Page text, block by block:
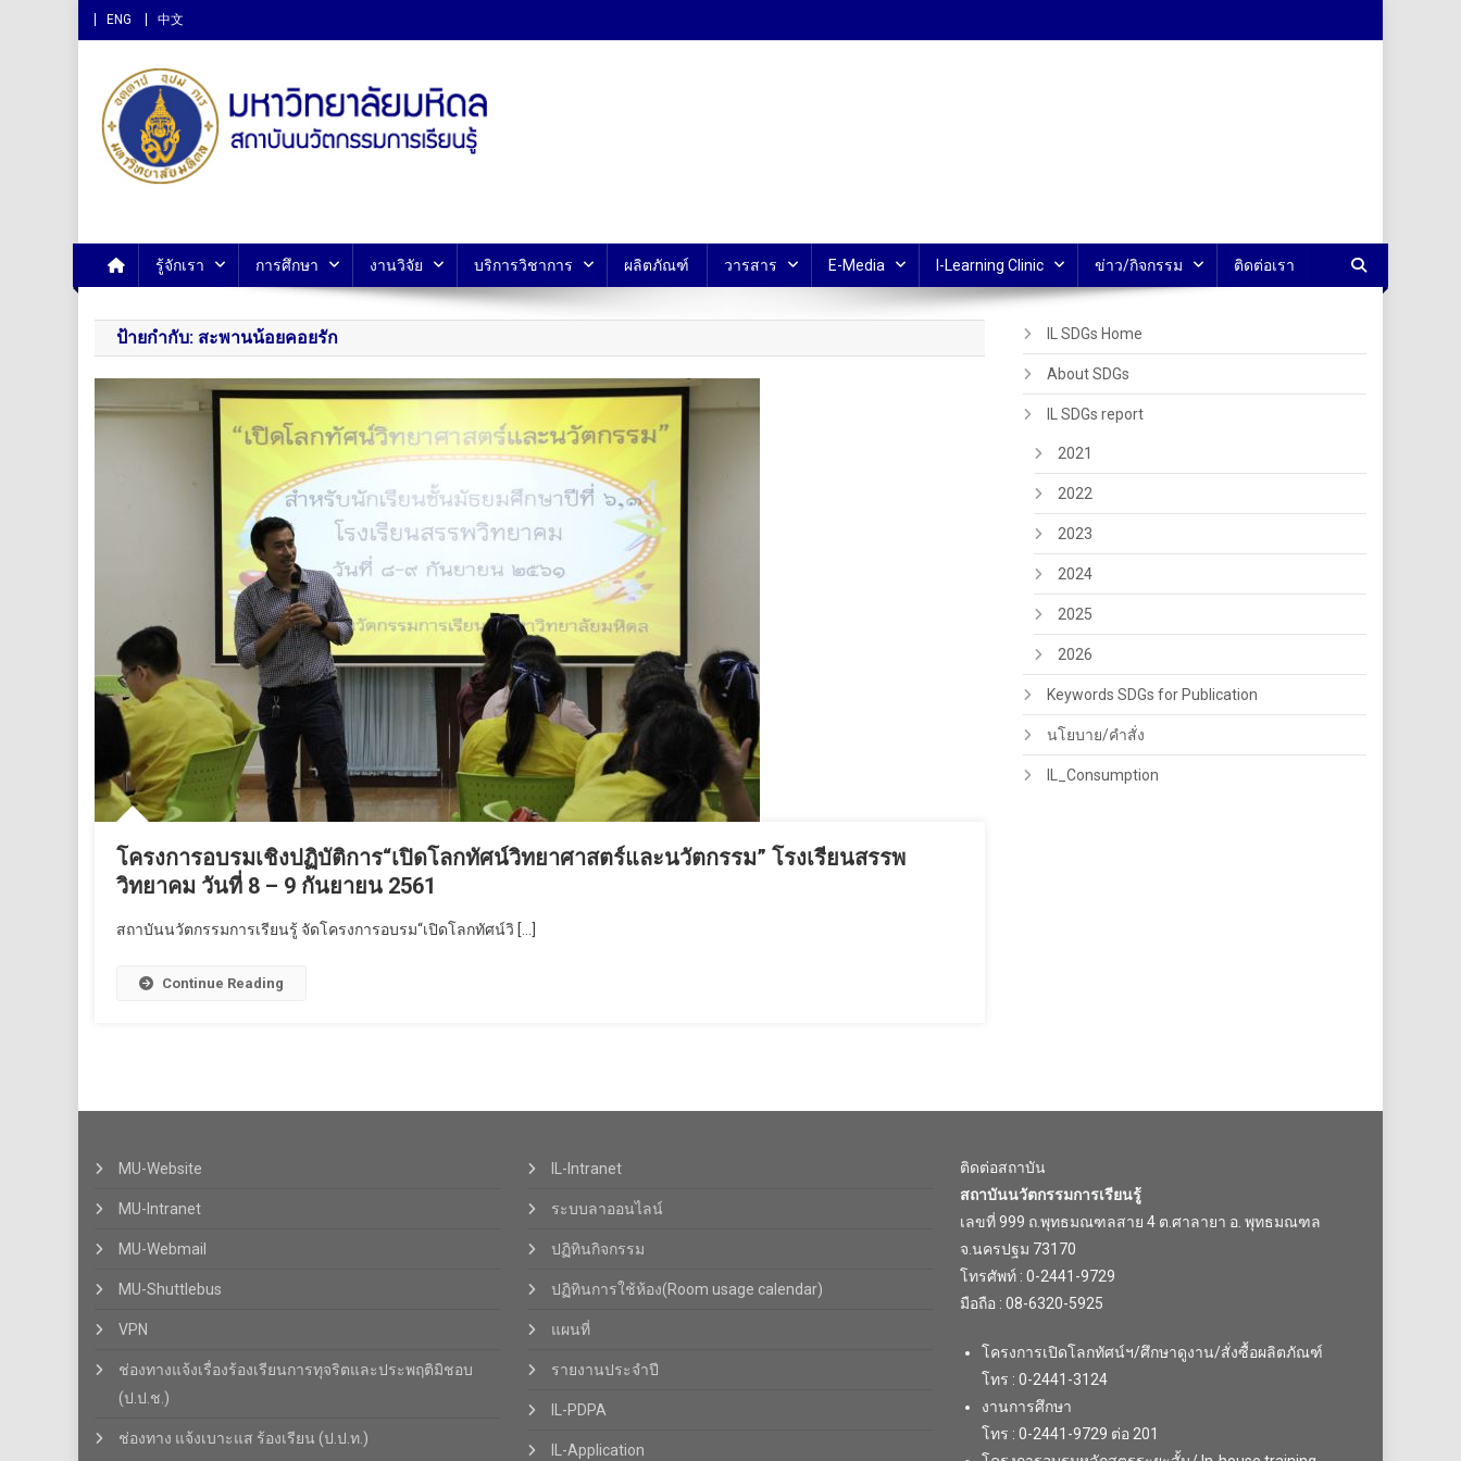
ENG 中文
สถาบันนวัตกรรมการเรียนรู้ ม.มหิดล
รู้จักเรา การศึกษา งานวิจัย บริการวิชาการ ผลิตภัณฑ์ วารสาร E-Media I-Learning Clinic ข่าว/กิจกรรม ติดต่อเรา
ป้ายกำกับ: สะพานน้อยคอยรัก
โครงการอบรมเชิงปฏิบัติการ“เปิดโลกทัศน์วิทยาศาสตร์และนวัตกรรม” โรงเรียนสรรพ
วิทยาคม วันที่ 8 – 9 กันยายน 2561
สถาบันนวัตกรรมการเรียนรู้ จัดโครงการอบรม“เปิดโลกทัศน์วิ […]
Continue Reading
IL SDGs Home
About SDGs
IL SDGs report
2021
2022
2023
2024
2025
2026
Keywords SDGs for Publication
นโยบาย/คำสั่ง
IL_Consumption
MU-Website
MU-Intranet
MU-Webmail
MU-Shuttlebus
VPN
ช่องทางแจ้งเรื่องร้องเรียนการทุจริตและประพฤติมิชอบ
(ป.ป.ช.)
ช่องทาง แจ้งเบาะแส ร้องเรียน (ป.ป.ท.)
IL-Intranet
ระบบลาออนไลน์
ปฏิทินกิจกรรม
ปฏิทินการใช้ห้อง(Room usage calendar)
แผนที่
รายงานประจำปี
IL-PDPA
IL-Application
ติดต่อสถาบัน
สถาบันนวัตกรรมการเรียนรู้
เลขที่ 999 ถ.พุทธมณฑลสาย 4 ต.ศาลายา อ. พุทธมณฑล
จ.นครปฐม 73170
โทรศัพท์ : 0-2441-9729
มือถือ : 08-6320-5925
โครงการเปิดโลกทัศน์ฯ/ศึกษาดูงาน/สั่งซื้อผลิตภัณฑ์
โทร : 0-2441-3124
งานการศึกษา
โทร : 0-2441-9729 ต่อ 201